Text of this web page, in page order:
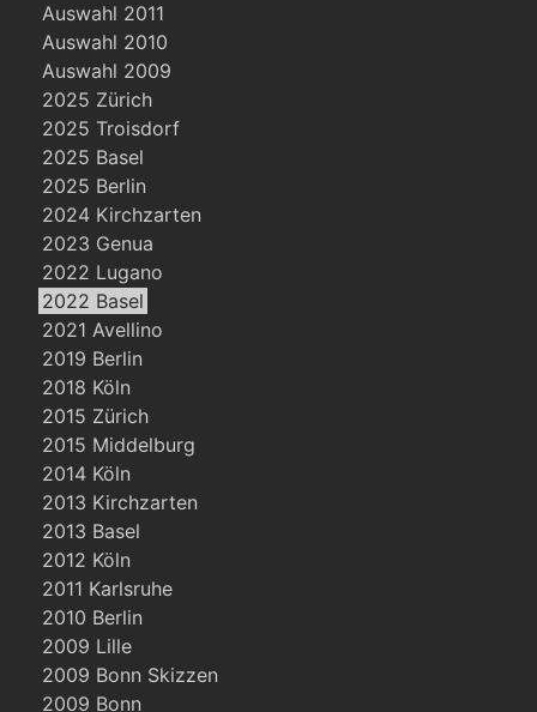
Auswahl 2011
Auswahl 2010
Auswahl 2009
2025 Zürich
2025 Troisdorf
2025 Basel
2025 Berlin
2024 Kirchzarten
2023 Genua
2022 Lugano
2022 Basel
2021 Avellino
2019 Berlin
2018 Köln
2015 Zürich
2015 Middelburg
2014 Köln
2013 Kirchzarten
2013 Basel
2012 Köln
2011 Karlsruhe
2010 Berlin
2009 Lille
2009 Bonn Skizzen
2009 Bonn